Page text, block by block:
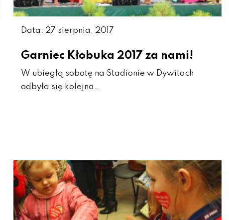
Data: 27 sierpnia, 2017
Garniec Kłobuka 2017 za nami!
W ubiegłą sobotę na Stadionie w Dywitach
odbyła się kolejna…